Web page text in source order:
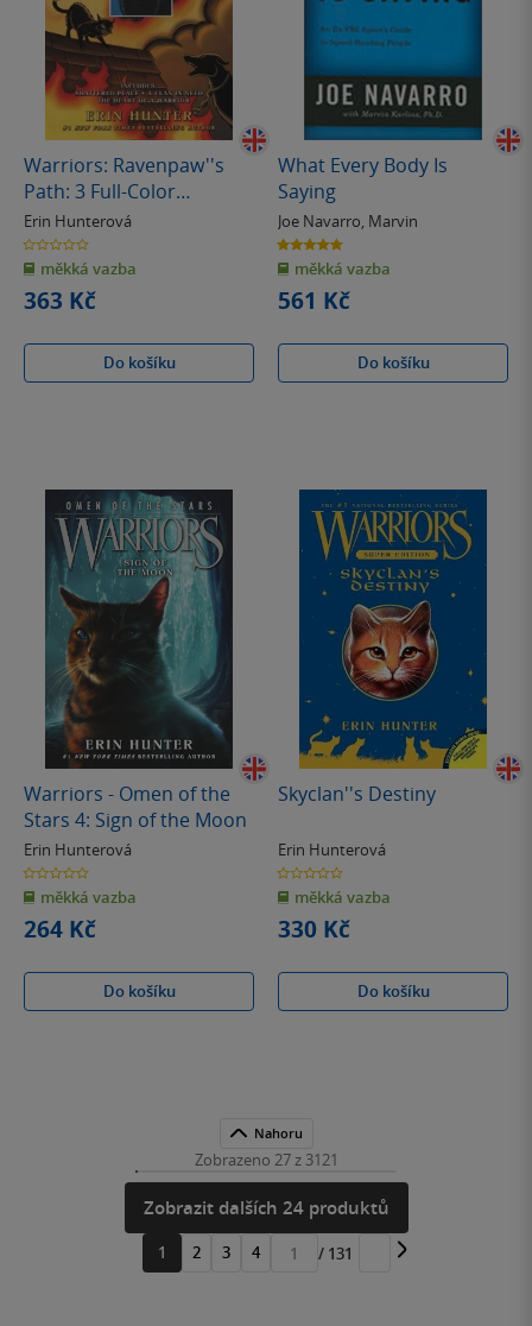
Warriors: Ravenpaw''s
Path: 3 Full-Color
Warriors Books in 1
Erin Hunterová
0.0
z
5
hvězdiček
měkká vazba
363 Kč
Do košíku
What Every Body Is
Saying
Joe Navarro, Marvin
5.0
z
5
hvězdiček
měkká vazba
561 Kč
Do košíku
Warriors - Omen of the
Stars 4: Sign of the Moon
Erin Hunterová
0.0
z
5
hvězdiček
měkká vazba
264 Kč
Do košíku
Skyclan''s Destiny
Erin Hunterová
0.0
z
5
hvězdiček
měkká vazba
330 Kč
Do košíku
Nahoru
Zobrazeno 27 z 3121
Zobrazit dalších 24 produktů
1 2 3 4
Přejít
/ 131